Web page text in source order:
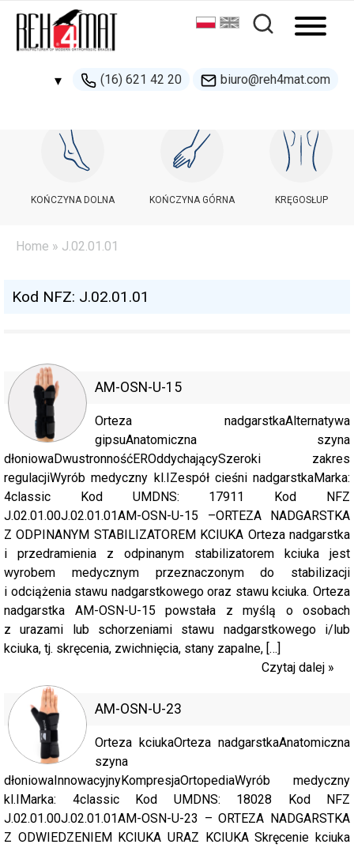
▾ (16) 621 42 20 biuro@reh4mat.com
500 132 274
handel@reh4mat.com
KOŃCZYNA DOLNA KOŃCZYNA GÓRNA KRĘGOSŁUP
Home » J.02.01.01
Kod NFZ: J.02.01.01
AM-OSN-U-15
Orteza nadgarstkaAlternatywa
gipsuAnatomiczna szyna
dłoniowaDwustronnośćEROddychającySzeroki zakres
regulacjiWyrób medyczny kl.IZespół cieśni nadgarstkaMarka:
4classic Kod UMDNS: 17911 Kod NFZ
J.02.01.00J.02.01.01AM-OSN-U-15 –ORTEZA NADGARSTKA
Z ODPINANYM STABILIZATOREM KCIUKA Orteza nadgarstka
i przedramienia z odpinanym stabilizatorem kciuka jest
wyrobem medycznym przeznaczonym do stabilizacji
i odciążenia stawu nadgarstkowego oraz stawu kciuka. Orteza
nadgarstka AM-OSN-U-15 powstała z myślą o osobach
z urazami lub schorzeniami stawu nadgarstkowego i/lub
kciuka, tj. skręcenia, zwichnięcia, stany zapalne, […]
Czytaj dalej »
AM-OSN-U-23
Orteza kciukaOrteza nadgarstkaAnatomiczna
szyna
dłoniowaInnowacyjnyKompresjaOrtopediaWyrób medyczny
kl.IMarka: 4classic Kod UMDNS: 18028 Kod NFZ
J.02.01.00J.02.01.01AM-OSN-U-23 – ORTEZA NADGARSTKA
Z ODWIEDZENIEM KCIUKA URAZ KCIUKA Skręcenie kciuka